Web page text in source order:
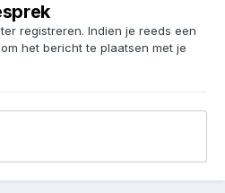
registreren. Indien je reeds een
om het bericht te plaatsen met je